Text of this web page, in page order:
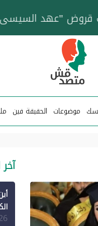
تتبع شبكة
موضوعات الحقيقة فين
الكهرباء